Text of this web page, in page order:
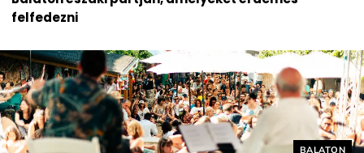
felfedezni
Helyszín
BALATON